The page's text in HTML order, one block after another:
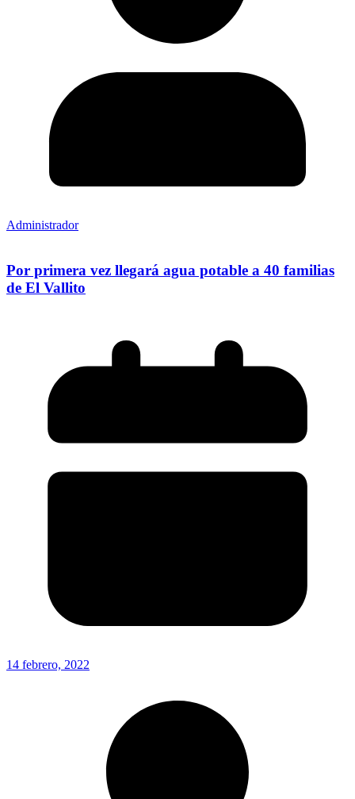
Administrador
Por primera vez llegará agua potable a 40 familias
de El Vallito
14 febrero, 2022